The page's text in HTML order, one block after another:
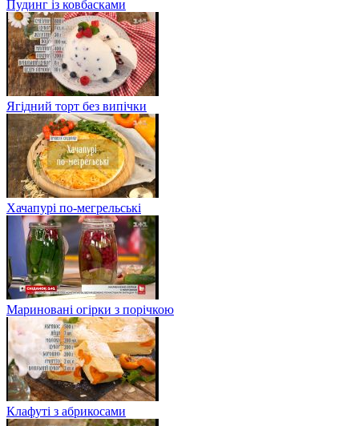
Пудинг із ковбасками
Ягідний торт без випічки
Хачапурі по-мегрельські
Мариновані огірки з порічкою
Клафуті з абрикосами